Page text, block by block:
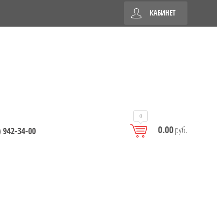
КАБИНЕТ
942-34-00
0
0.00руб.